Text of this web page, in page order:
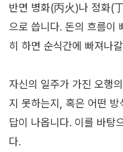
반면 병화(丙火)나 정화(
으로 씁니다. 돈의 흐름이
히 하면 순식간에 빠져나
자신의 일주가 가진 오행
지 못하는지, 혹은 어떤
답이 나옵니다. 이를 바탕
다.